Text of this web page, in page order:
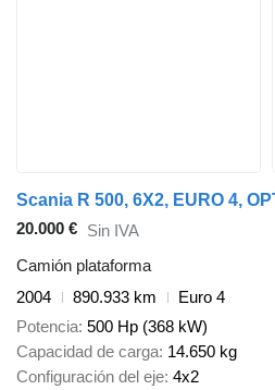
20.000 € Sin IVA
Camión plataforma
2004
890.933 km
Euro 4
Potencia 500 Hp (368 kW)
Capacidad de carga 14.650 kg
Configuración del eje 4x2